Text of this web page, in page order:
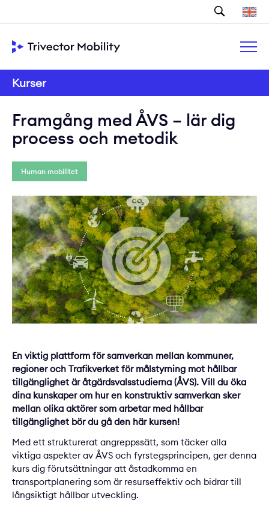
Sök
Kurser
Framgång med ÅVS – lär dig
process och metodik
Human mobilitet
En viktig plattform för samverkan mellan kommuner,
regioner och Trafikverket för målstyrning mot hållbar
tillgänglighet är åtgärdsvalsstudierna (ÅVS). Vill du öka
dina kunskaper om hur en konstruktiv samverkan sker
mellan olika aktörer som arbetar med hållbar
tillgänglighet bör du gå den här kursen!
Med ett strukturerat angreppssätt, som täcker alla
viktiga aspekter av ÅVS och fyrstegsprincipen, ger denna
kurs dig förutsättningar att åstadkomma en
transportplanering som är resurseffektiv och bidrar till
långsiktigt hållbar utveckling.